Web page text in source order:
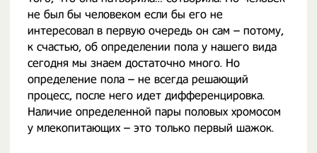
не был бы человеком если бы его не
интересовал в первую очередь он сам – потому,
к счастью, об определении пола у нашего вида
сегодня мы знаем достаточно много. Но
определение пола – не всегда решающий
процесс, после него идет дифференцировка.
Наличие определенной пары половых хромосом
у млекопитающих – это только первый шажок.